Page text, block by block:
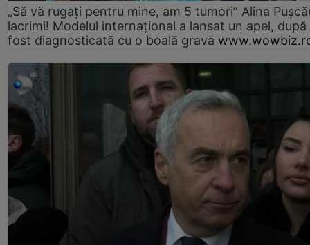
„Să vă rugați pentru mine, am 5 tumori” Alina
lacrimi! Modelul internațional a lansat un apel, după
fost diagnosticată cu o boală gravă